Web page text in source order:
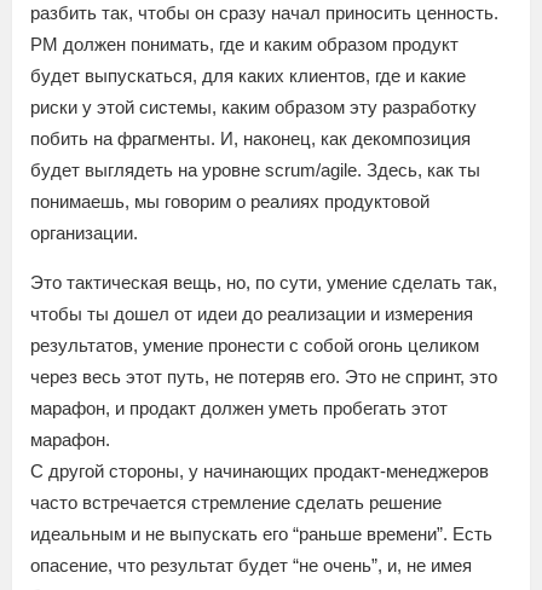
разбить так, чтобы он сразу начал приносить ценность.
PM должен понимать, где и каким образом продукт
будет выпускаться, для каких клиентов, где и какие
риски у этой системы, каким образом эту разработку
побить на фрагменты. И, наконец, как декомпозиция
будет выглядеть на уровне scrum/agile. Здесь, как ты
понимаешь, мы говорим о реалиях продуктовой
организации.
Это тактическая вещь, но, по сути, умение сделать так,
чтобы ты дошел от идеи до реализации и измерения
результатов, умение пронести с собой огонь целиком
через весь этот путь, не потеряв его. Это не спринт, это
марафон, и продакт должен уметь пробегать этот
марафон.
С другой стороны, у начинающих продакт-менеджеров
часто встречается стремление сделать решение
идеальным и не выпускать его “раньше времени”. Есть
опасение, что результат будет “не очень”, и, не имея